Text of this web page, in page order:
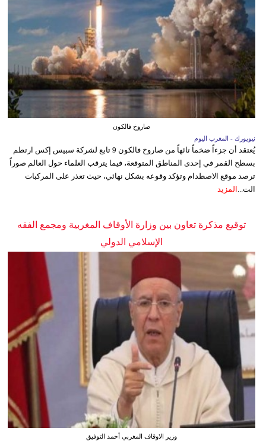
صاروخ فالكون
نيويورك - المغرب اليوم
يُعتقد أن جزءاً ضخماً تائهاً من صاروخ فالكون 9 تابع لشركة سبيس إكس ارتطم
بسطح القمر في إحدى المناطق المتوقعة، فيما يترقب العلماء حول العالم صوراً
ترصد موقع الاصطدام وتؤكد وقوعه بشكل نهائي، حيث تعذر على المركبات
الت... المزيد
توقيع مذكرة تعاون بين وزارة الأوقاف المغربية ومجمع الفقه
الإسلامي الدولي
وزير الاوقاف المغربي أحمد التوفيق